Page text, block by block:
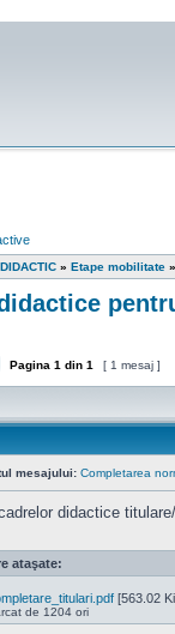
» Etape mobilitate »
Răspunde la subiect
Pagina 1 din 1 [ 1 mesaj ]
mesajului: Completarea
didactice
ataşate:
[563.02
de 1204 ori